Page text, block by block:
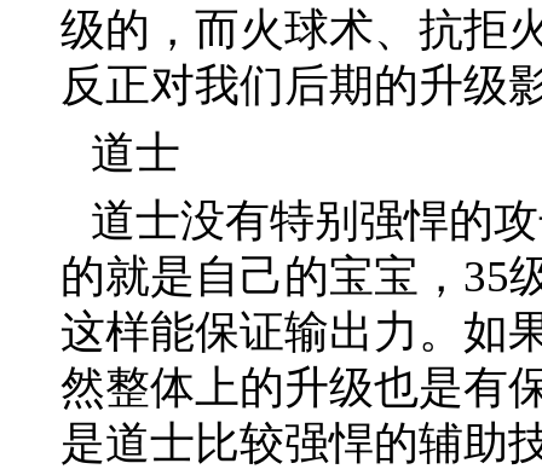
级的，而火球术、抗拒
反正对我们后期的升级
道士
道士没有特别强悍的
的就是自己的宝宝，35
这样能保证输出力。如
然整体上的升级也是有
是道士比较强悍的辅助